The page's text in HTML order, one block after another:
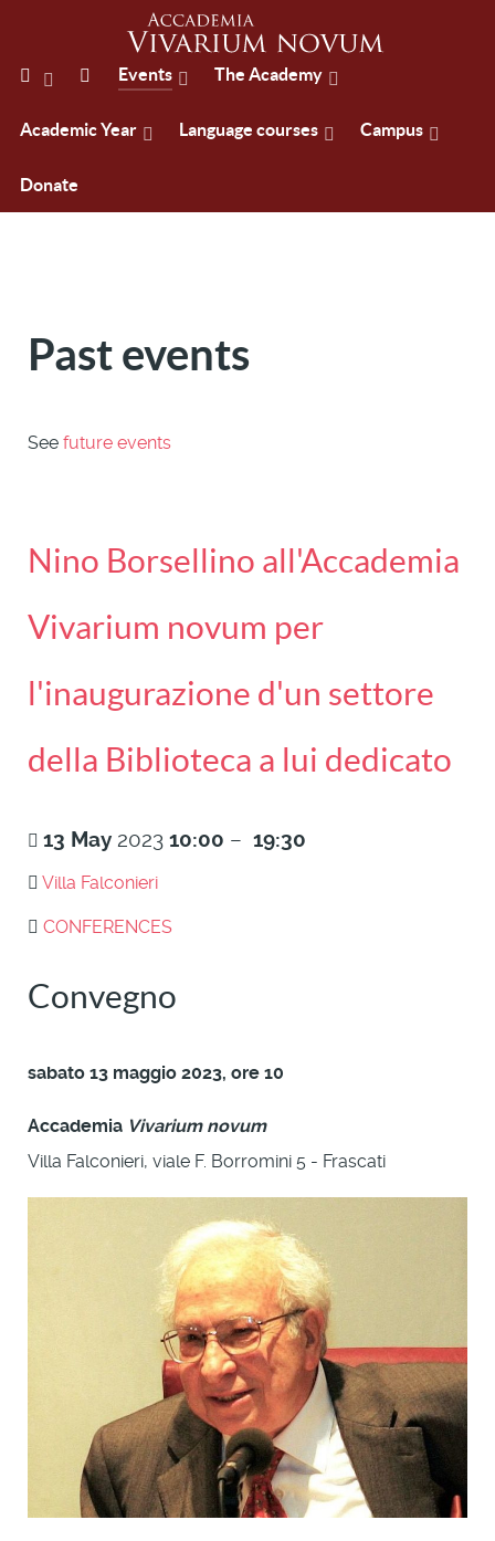
Events The Academy
Academic Year Language courses Campus
Donate
Past events
See future events
Nino Borsellino all'Accademia
Vivarium novum per
l'inaugurazione d'un settore
della Biblioteca a lui dedicato
13 May 2023 10:00 – 19:30
Villa Falconieri
CONFERENCES
Convegno
sabato 13 maggio 2023, ore 10
Accademia Vivarium novum
Villa Falconieri, viale F. Borromini 5 - Frascati